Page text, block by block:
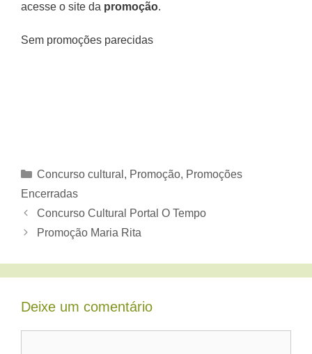
acesse o site da promoção.
Sem promoções parecidas
Categorias
Concurso cultural , Promoção, Promoções
Encerradas
Concurso Cultural Portal O Tempo
Promoção Maria Rita
Deixe um comentário